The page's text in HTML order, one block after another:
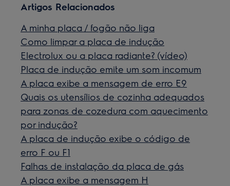
Artigos Relacionados
A minha placa / fogão não liga
Como limpar a placa de indução
Electrolux ou a placa radiante? (vídeo)
Placa de indução emite um som incomum
A placa exibe a mensagem de erro E9
Quais os utensílios de cozinha adequados
para zonas de cozedura com aquecimento
por indução?
A placa de indução exibe o código de
erro F ou F1
Falhas de instalação da placa de gás
A placa exibe a mensagem H